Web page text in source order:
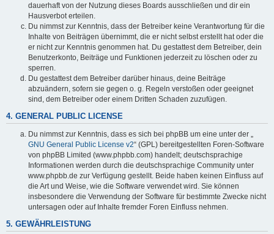
dauerhaft von der Nutzung dieses Boards ausschließen und dir ein
Hausverbot erteilen.
Du nimmst zur Kenntnis, dass der Betreiber keine Verantwortung für die
Inhalte von Beiträgen übernimmt, die er nicht selbst erstellt hat oder die
er nicht zur Kenntnis genommen hat. Du gestattest dem Betreiber, dein
Benutzerkonto, Beiträge und Funktionen jederzeit zu löschen oder zu
sperren.
Du gestattest dem Betreiber darüber hinaus, deine Beiträge
abzuändern, sofern sie gegen o. g. Regeln verstoßen oder geeignet
sind, dem Betreiber oder einem Dritten Schaden zuzufügen.
4. GENERAL PUBLIC LICENSE
Du nimmst zur Kenntnis, dass es sich bei phpBB um eine unter der „
GNU General Public License v2“ (GPL) bereitgestellten Foren-Software
von phpBB Limited (www.phpbb.com) handelt; deutschsprachige
Informationen werden durch die deutschsprachige Community unter
www.phpbb.de zur Verfügung gestellt. Beide haben keinen Einfluss auf
die Art und Weise, wie die Software verwendet wird. Sie können
insbesondere die Verwendung der Software für bestimmte Zwecke nicht
untersagen oder auf Inhalte fremder Foren Einfluss nehmen.
5. GEWÄHRLEISTUNG